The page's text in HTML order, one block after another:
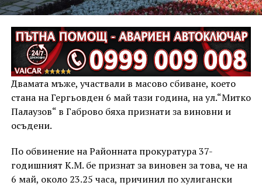
Двамата мъже, участвали в масово сбиване, което
стана на Гергьовден 6 май тази година, на ул.“Митко
Палаузов“ в Габрово бяха признати за виновни и
осъдени.
По обвинение на Районната прокуратура 37-
годишният К.М. бе признат за виновен за това, че на
6 май, около 23.25 часа, причинил по хулигански